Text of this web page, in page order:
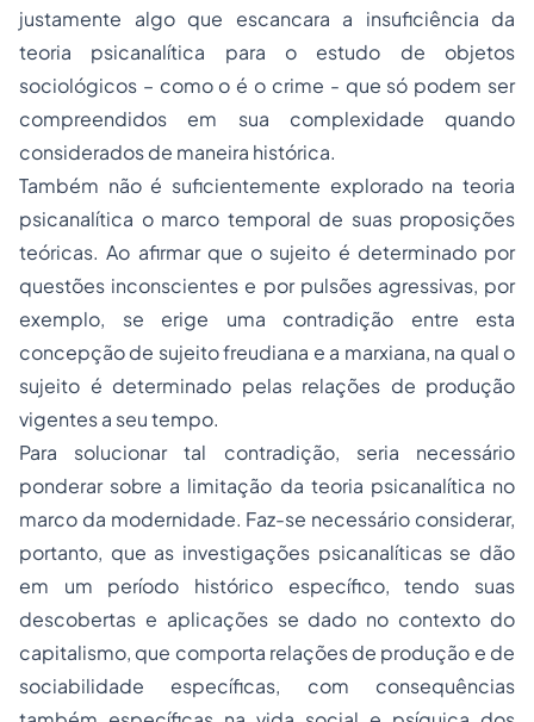
justamente algo que escancara a insuficiência da
teoria psicanalítica para o estudo de objetos
sociológicos – como o é o crime - que só podem ser
compreendidos em sua complexidade quando
considerados de maneira histórica.
Também não é suficientemente explorado na teoria
psicanalítica o marco temporal de suas proposições
teóricas. Ao afirmar que o sujeito é determinado por
questões inconscientes e por pulsões agressivas, por
exemplo, se erige uma contradição entre esta
concepção de sujeito freudiana e a marxiana, na qual o
sujeito é determinado pelas relações de produção
vigentes a seu tempo.
Para solucionar tal contradição, seria necessário
ponderar sobre a limitação da teoria psicanalítica no
marco da modernidade. Faz-se necessário considerar,
portanto, que as investigações psicanalíticas se dão
em um período histórico específico, tendo suas
descobertas e aplicações se dado no contexto do
capitalismo, que comporta relações de produção e de
sociabilidade específicas, com consequências